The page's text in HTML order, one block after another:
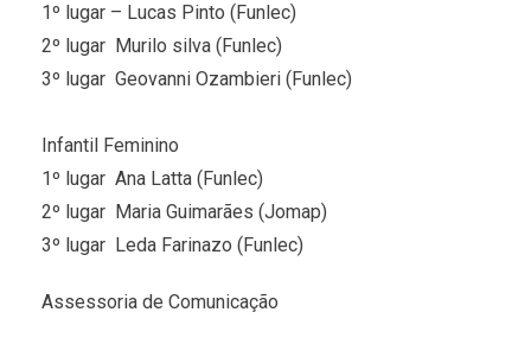
1º lugar – Lucas Pinto (Funlec)
2º lugar  Murilo silva (Funlec)
3º lugar  Geovanni Ozambieri (Funlec)
Infantil Feminino
1º lugar  Ana Latta (Funlec)
2º lugar  Maria Guimarães (Jomap)
3º lugar  Leda Farinazo (Funlec)
Assessoria de Comunicação